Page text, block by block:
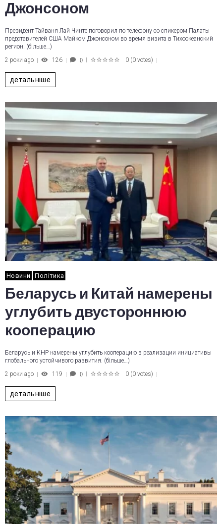
Джонсоном
Президент Тайваня Лай Чинте поговорил по телефону со спикером Палаты
представителей США Майком Джонсоном во время визита в Тихоокеанский
регион. (більше…)
2 роки ago
126 0 0 (0 votes)
детальніше
Новини Політика
Беларусь и Китай намерены
углубить двустороннюю
кооперацию
Беларусь и КНР намерены углубить кооперацию в реализации инициативы
глобального устойчивого развития. (більше…)
2 роки ago
119 0 0 (0 votes)
детальніше